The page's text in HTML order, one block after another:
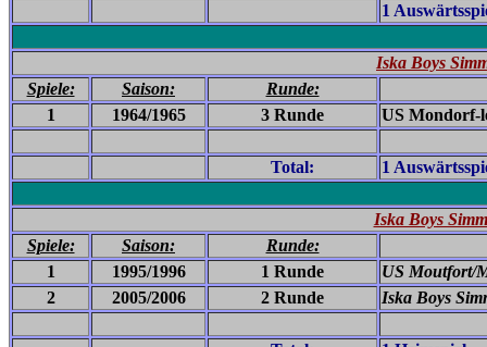
1
Iska Boys
Spiele:
Saison:
Runde:
1
1964/1965 3 Runde US Mondorf-
Total: 1
Iska Boys
Spiele:
Saison:
Runde:
1
1995/1996 1 Runde
US Moutfort/
2
2005/2006 2 Runde Iska Boys